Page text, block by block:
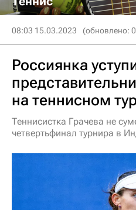
08:03 15.03.2023 (обновлено:
Россиянка
на теннисном
Теннисистка Грачева не
четвертьфинал турнира в